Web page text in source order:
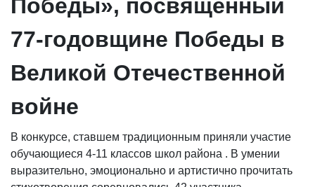
Победы», посвященный
77-годовщине Победы в
Великой Отечественной
войне
В конкурсе, ставшем традиционным приняли участие
обучающиеся 4-11 классов школ района . В умении
выразительно, эмоционально и артистично прочитать